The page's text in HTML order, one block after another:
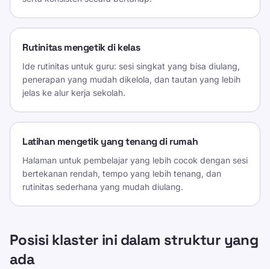
Rutinitas mengetik di kelas
Ide rutinitas untuk guru: sesi singkat yang bisa diulang,
penerapan yang mudah dikelola, dan tautan yang lebih
jelas ke alur kerja sekolah.
Latihan mengetik yang tenang di rumah
Halaman untuk pembelajar yang lebih cocok dengan sesi
bertekanan rendah, tempo yang lebih tenang, dan
rutinitas sederhana yang mudah diulang.
Posisi klaster ini dalam struktur yang
ada